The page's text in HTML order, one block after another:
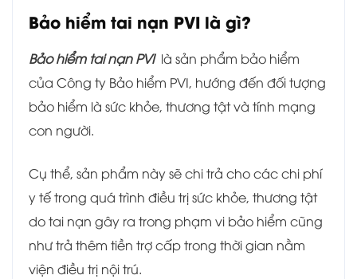
Bảo hiểm tai nạn PVI là gì?
Bảo hiểm tai nạn PVIlà sản phẩm bảo hiểm
của Công ty Bảo hiểm PVI, hướng đến đối tượng
bảo hiểm là sức khỏe, thương tật và tính mạng
con người.
Cụ thể, sản phẩm này sẽ chi trả cho các chi phí
y tế trong quá trình điều trị sức khỏe, thương tật
do tai nạn gây ra trong phạm vi bảo hiểm cũng
như trả thêm tiền trợ cấp trong thời gian nằm
viện điều trị nội trú.